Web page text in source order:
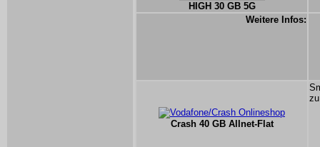
HIGH 30 GB 5G
Weitere Infos:
Crash 40 GB Allnet-Flat